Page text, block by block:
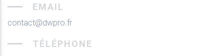
EMAIL
contact@dwpro.fr
TÉLÉPHONE